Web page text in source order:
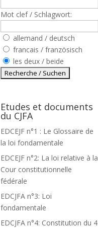
Mot clef / Schlagwort:
allemand / deutsch
francais / französisch
les deux / beide
Etudes et documents
du CJFA
EDCEJF n°1 : Le Glossaire de
la loi fondamentale
EDCEJF n°2: La loi relative à la
Cour constitutionnelle
fédérale
EDCJFA n°3: Loi
fondamentale
EDCJFA n°4: Constitution du 4